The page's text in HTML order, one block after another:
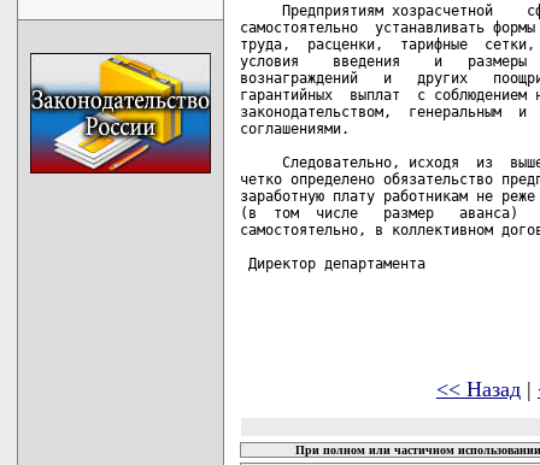
Предприятиям хозрасчетной
самостоятельно  устанавливать
труда,  расценки,  тарифные
условия    введения    и   размеры
вознаграждений   и   других
гарантийных  выплат  с соблюдением
законодательством,  генеральным
соглашениями.
Следовательно, исходя  из
четко определено обязательство
заработную плату работникам не
(в  том  числе   размер   аванса)
самостоятельно, в коллективном
Директор департамента
<< Назад |
При полном или частичном